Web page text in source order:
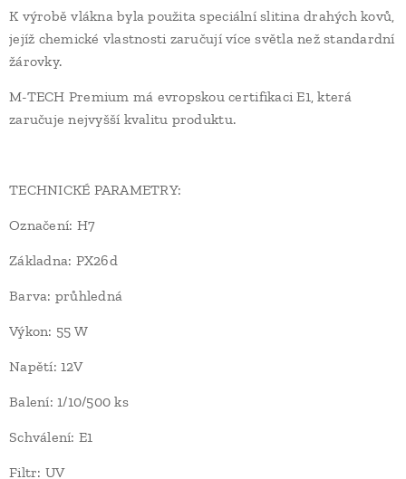
K výrobě vlákna byla použita speciální slitina drahých kovů,
jejíž chemické vlastnosti zaručují více světla než standardní
žárovky.
M-TECH Premium má evropskou certifikaci E1, která
zaručuje nejvyšší kvalitu produktu.
TECHNICKÉ PARAMETRY:
Označení: H7
Základna: PX26d
Barva: průhledná
Výkon: 55 W
Napětí: 12V
Balení: 1/10/500 ks
Schválení: E1
Filtr: UV